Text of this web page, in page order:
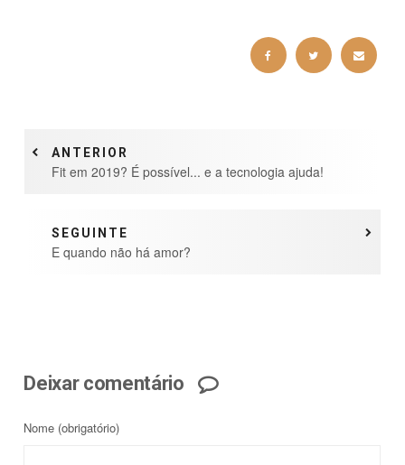
ANTERIOR
Fit em 2019? É possível... e a tecnologia ajuda!
SEGUINTE
E quando não há amor?
Deixar comentário
Nome (obrigatório)